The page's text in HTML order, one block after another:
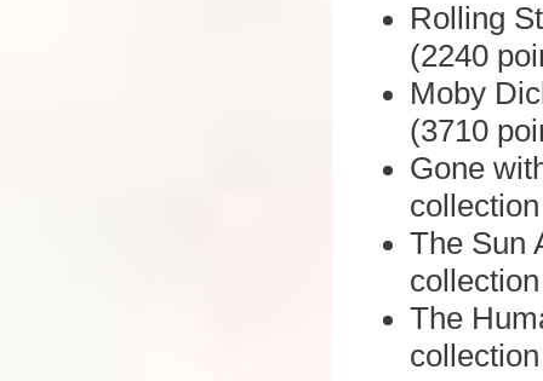
Rolling
(2240
Moby
(3710
Gone
The Sun
The